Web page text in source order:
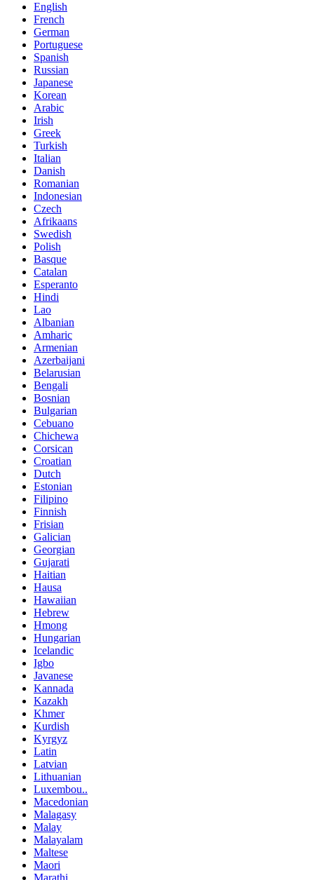
English
French
German
Portuguese
Spanish
Russian
Japanese
Korean
Arabic
Irish
Greek
Turkish
Italian
Danish
Romanian
Indonesian
Czech
Afrikaans
Swedish
Polish
Basque
Catalan
Esperanto
Hindi
Lao
Albanian
Amharic
Armenian
Azerbaijani
Belarusian
Bengali
Bosnian
Bulgarian
Cebuano
Chichewa
Corsican
Croatian
Dutch
Estonian
Filipino
Finnish
Frisian
Galician
Georgian
Gujarati
Haitian
Hausa
Hawaiian
Hebrew
Hmong
Hungarian
Icelandic
Igbo
Javanese
Kannada
Kazakh
Khmer
Kurdish
Kyrgyz
Latin
Latvian
Lithuanian
Luxembou..
Macedonian
Malagasy
Malay
Malayalam
Maltese
Maori
Marathi